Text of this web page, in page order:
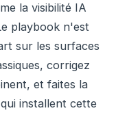
la visibilité IA
playbook n'est
sur les surfaces
corrigez
et faites la
installent cette